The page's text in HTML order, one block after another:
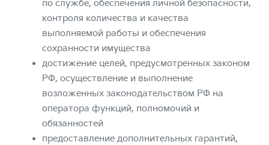
по службе, обеспечения личной безопасности,
контроля количества и качества
выполняемой работы и обеспечения
сохранности имущества
достижение целей, предусмотренных законом
РФ, осуществление и выполнение
возложенных законодательством РФ на
оператора функций, полномочий и
обязанностей
предоставление дополнительных гарантий,